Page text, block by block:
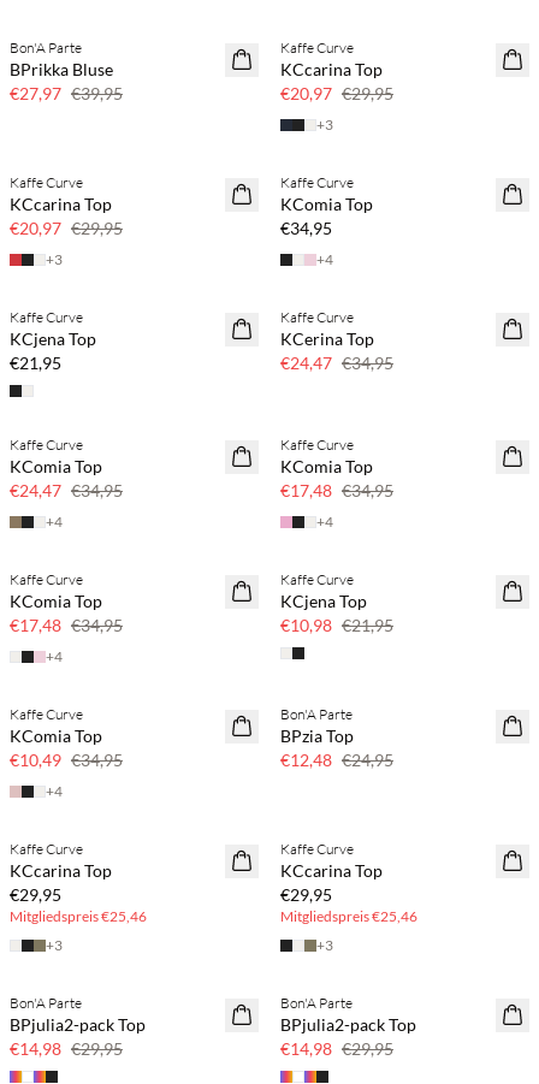
SAVE20
Bon'A Parte
BPrikka Bluse
€27,97 €39,95
SAVE20
Kaffe Curve
KCcarina Top
€20,97 €29,95
+3
SAVE20
Kaffe Curve
KCcarina Top
€20,97 €29,95
+3
NEUHEITEN
Kaffe Curve
KComia Top
€34,95
+4
NEUHEITEN
Kaffe Curve
KCjena Top
€21,95
SAVE20
Kaffe Curve
KCerina Top
€24,47 €34,95
SAVE20
30 % Rabatt
Kaffe Curve
KComia Top
€24,47 €34,95
+4
SAVE20
50 % Rabatt
Kaffe Curve
KComia Top
€17,48 €34,95
+4
50 % Rabatt
Kaffe Curve
KComia Top
€17,48 €34,95
+4
50 % Rabatt
Kaffe Curve
KCjena Top
€10,98 €21,95
70 % Rabatt
Nur noch wenige
Kaffe Curve
KComia Top
€10,49 €34,95
+4
50 % Rabatt
Bon'A Parte
BPzia Top
€12,48 €24,95
Kaffe Curve
KCcarina Top
€29,95
Mitgliedspreis€25,46
+3
Kaffe Curve
KCcarina Top
€29,95
Mitgliedspreis€25,46
+3
50 % Rabatt
Bon'A Parte
BPjulia2-pack Top
€14,98 €29,95
50 % Rabatt
Bon'A Parte
BPjulia2-pack Top
€14,98 €29,95